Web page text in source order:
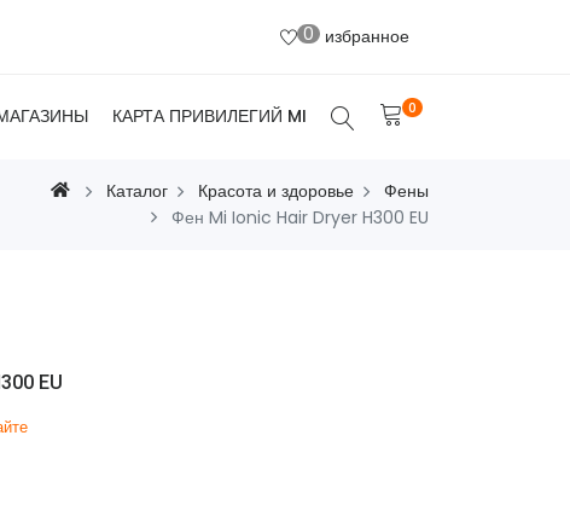
0 избранное
КАРТА ПРИВИЛЕГИЙ MI 0
Каталог Красота и здоровье
Фены
Фен Mi Ionic Hair Dryer H300 EU
EU